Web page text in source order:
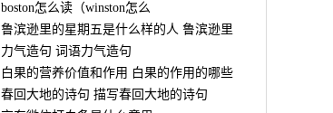
boston怎么读（winston怎么
鲁滨逊里的星期五是什么样的人 鲁滨逊里
力气造句 词语力气造句
白果的营养价值和作用 白果的作用的哪些
春回大地的诗句 描写春回大地的诗句